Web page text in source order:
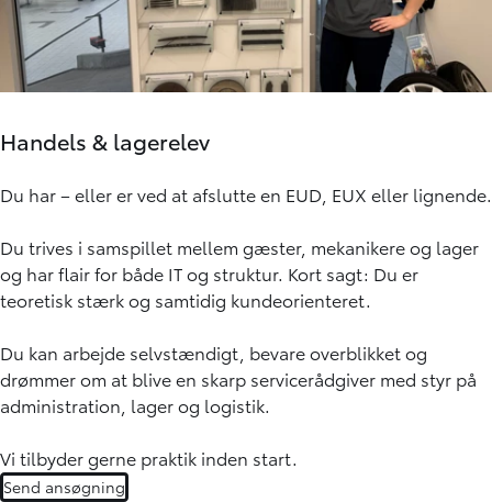
Handels & lagerelev
Du har – eller er ved at afslutte en EUD, EUX eller lignende.
Du trives i samspillet mellem gæster, mekanikere og lager
og har flair for både IT og struktur. Kort sagt: Du er
teoretisk stærk og samtidig kundeorienteret.
Du kan arbejde selvstændigt, bevare overblikket og
drømmer om at blive en skarp servicerådgiver med styr på
administration, lager og logistik.
Vi tilbyder gerne praktik inden start.
Send ansøgning